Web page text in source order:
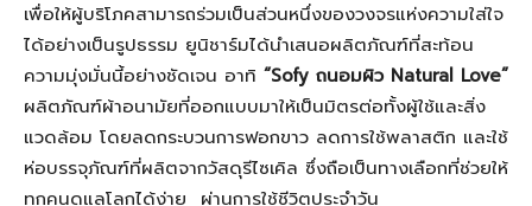
เพื่อให้ผู้บริโภคสามารถร่วมเป็นส่วนหนึ่งของวงจรแห่งความใส่ใจ
ได้อย่างเป็นรูปธรรม ยูนิชาร์มได้นำเสนอผลิตภัณฑ์ที่สะท้อน
ความมุ่งมั่นนี้อย่างชัดเจน อาทิ “Sofy ถนอมผิว Natural Love”
ผลิตภัณฑ์ผ้าอนามัยที่ออกแบบมาให้เป็นมิตรต่อทั้งผู้ใช้และสิ่ง
แวดล้อม โดยลดกระบวนการฟอกขาว ลดการใช้พลาสติก และใช้
ห่อบรรจุภัณฑ์ที่ผลิตจากวัสดุรีไซเคิล ซึ่งถือเป็นทางเลือกที่ช่วยให้
ทุกคนดูแลโลกได้ง่าย ผ่านการใช้ชีวิตประจำวัน